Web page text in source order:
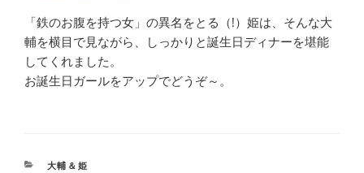
「鉄のお腹を持つ女」の異名をとる（!）姫は、そんな大
輔を横目で見ながら、しっかりと誕生日ディナーを堪能
してくれました。
お誕生日ガールをアップでどうぞ～。
CATEGORIES
大輔＆姫